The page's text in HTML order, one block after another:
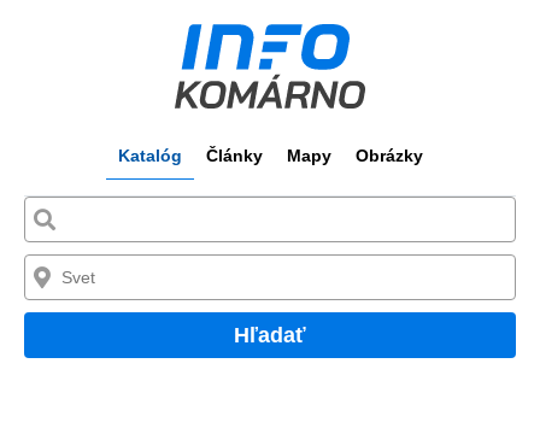
Katalóg Články Mapy Obrázky
Hľadať